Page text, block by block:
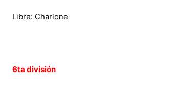
Libre: Charlone
6ta división